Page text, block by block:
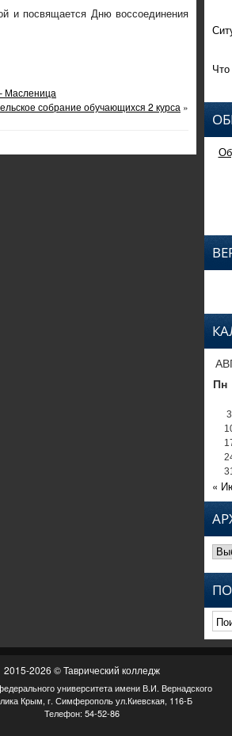
и посвящается Дню воссоединения
Масленица
собрание обучающихся 2 курса »
Пн
3
31
«
2015-2026 © Таврический колледж
университета имени В.И. Вернадского
Крым, г. Симферополь ул.Киевская, 116-Б
Телефон: 54-52-86